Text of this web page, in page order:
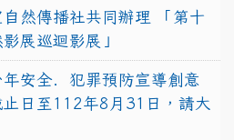
然傳播社共同辦理 「第十
展巡迴影展」
安全．犯罪預防宣導創意
日至112年8月31日，請大